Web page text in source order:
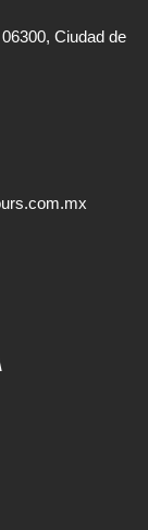
Ciudad de